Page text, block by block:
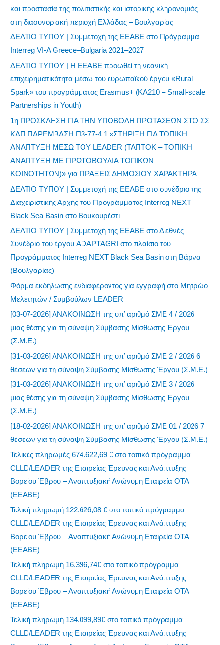
και προστασία της πολιτιστικής και ιστορικής κληρονομιάς
στη διασυνοριακή περιοχή Ελλάδας – Βουλγαρίας
ΔΕΛΤΙΟ ΤΥΠΟΥ | Συμμετοχή της ΕΕΑΒΕ στο Πρόγραμμα
Interreg VI-A Greece–Bulgaria 2021–2027
ΔΕΛΤΙΟ ΤΥΠΟΥ | Η ΕΕΑΒΕ προωθεί τη νεανική
επιχειρηματικότητα μέσω του ευρωπαϊκού έργου «Rural
Spark» του προγράμματος Erasmus+ (KA210 – Small-scale
Partnerships in Youth).
1η ΠΡΟΣΚΛΗΣΗ ΓΙΑ ΤΗΝ ΥΠΟΒΟΛΗ ΠΡΟΤΑΣΕΩΝ ΣΤΟ ΣΣ
ΚΑΠ ΠΑΡΕΜΒΑΣΗ Π3-77-4.1 «ΣΤΗΡΙΞΗ ΓΙΑ ΤΟΠΙΚΗ
ΑΝΑΠΤΥΞΗ ΜΕΣΩ ΤΟΥ LEADER (ΤΑΠΤΟΚ – ΤΟΠΙΚΗ
ΑΝΑΠΤΥΞΗ ΜΕ ΠΡΩΤΟΒΟΥΛΙΑ ΤΟΠΙΚΩΝ
ΚΟΙΝΟΤΗΤΩΝ)» για ΠΡΑΞΕΙΣ ΔΗΜΟΣΙΟΥ ΧΑΡΑΚΤΗΡΑ
ΔΕΛΤΙΟ ΤΥΠΟΥ | Συμμετοχή της ΕΕΑΒΕ στο συνέδριο της
Διαχειριστικής Αρχής του Προγράμματος Interreg NEXT
Black Sea Basin στο Βουκουρέστι
ΔΕΛΤΙΟ ΤΥΠΟΥ | Συμμετοχή της ΕΕΑΒΕ στο Διεθνές
Συνέδριο του έργου ADAPTAGRI στο πλαίσιο του
Προγράμματος Interreg NEXT Black Sea Basin στη Βάρνα
(Βουλγαρίας)
Φόρμα εκδήλωσης ενδιαφέροντος για εγγραφή στο Μητρώο
Μελετητών / Συμβούλων LEADER
[03-07-2026] ΑΝΑΚΟΙΝΩΣΗ της υπ’ αριθμό ΣΜΕ 4 / 2026
μιας θέσης για τη σύναψη Σύμβασης Μίσθωσης Έργου
(Σ.Μ.Ε.)
[31-03-2026] ΑΝΑΚΟΙΝΩΣΗ της υπ’ αριθμό ΣΜΕ 2 / 2026 6
θέσεων για τη σύναψη Σύμβασης Μίσθωσης Έργου (Σ.Μ.Ε.)
[31-03-2026] ΑΝΑΚΟΙΝΩΣΗ της υπ’ αριθμό ΣΜΕ 3 / 2026
μιας θέσης για τη σύναψη Σύμβασης Μίσθωσης Έργου
(Σ.Μ.Ε.)
[18-02-2026] ΑΝΑΚΟΙΝΩΣΗ της υπ’ αριθμό ΣΜΕ 01 / 2026 7
θέσεων για τη σύναψη Σύμβασης Μίσθωσης Έργου (Σ.Μ.Ε.)
Τελικές πληρωμές 674.622,69 € στο τοπικό πρόγραμμα
CLLD/LEADER της Εταιρείας Έρευνας και Ανάπτυξης
Βορείου Έβρου – Αναπτυξιακή Ανώνυμη Εταιρεία ΟΤΑ
(ΕΕΑΒΕ)
Τελική πληρωμή 122.626,08 € στο τοπικό πρόγραμμα
CLLD/LEADER της Εταιρείας Έρευνας και Ανάπτυξης
Βορείου Έβρου – Αναπτυξιακή Ανώνυμη Εταιρεία ΟΤΑ
(ΕΕΑΒΕ)
Τελική πληρωμή 16.396,74€ στο τοπικό πρόγραμμα
CLLD/LEADER της Εταιρείας Έρευνας και Ανάπτυξης
Βορείου Έβρου – Αναπτυξιακή Ανώνυμη Εταιρεία ΟΤΑ
(ΕΕΑΒΕ)
Τελική πληρωμή 134.099,89€ στο τοπικό πρόγραμμα
CLLD/LEADER της Εταιρείας Έρευνας και Ανάπτυξης